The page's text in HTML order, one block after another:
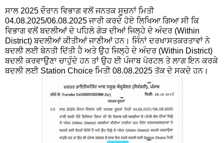
ਸਾਲ 2025 ਦੌਰਾਨ ਵਿਭਾਗ ਵਲੋਂ ਜਨਤਕ ਸੂਚਨਾਂ ਮਿਤੀ
04.08.2025/06.08.2025 ਜਾਰੀ ਕਰਦੇ ਹੋਏ ਲਿਖਿਆ ਗਿਆ ਸੀ ਕਿ
ਵਿਭਾਗ ਵਲੋਂ ਬਦਲੀਆਂ ਦੇ ਪਹਿਲੇ ਗੇੜ ਦੀਆਂ ਜਿਲ੍ਹੇ ਦੇ ਅੰਦਰ (Within
District) ਬਦਲੀਆਂ ਕੀਤੀਆਂ ਜਾਣੀਆਂ ਹਨ। ਜਿੰਨਾਂ ਦਰਖਾਸਤਕਰਤਾਵਾਂ ਨੇ
ਬਦਲੀ ਲਈ ਬੇਨਤੀ ਦਿੱਤੀ ਹੈ ਅਤੇ ਉਹ ਜਿਲ੍ਹੇ ਦੇ ਅੰਦਰ (Within District)
ਬਦਲੀ ਕਰਵਾਉਣਾ ਚਾਹੁੰਦੇ ਹਨ ਤਾਂ ਉਹ ਈ ਪੰਜਾਬ ਪੋਰਟਲ ਤੇ ਲਾਗ ਇਨ ਕਰਕੇ
ਬਦਲੀ ਲਈ Station Choice ਮਿਤੀ 08.08.2025 ਤੱਕ ਦੇ ਸਕਦੇ ਹਨ।